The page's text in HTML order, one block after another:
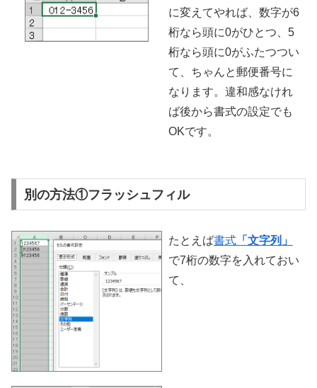
に変えてやれば、数字が6
桁なら頭に0がひとつ、5
桁なら頭に0がふたつつい
て、ちゃんと郵便番号に
なります。違和感なけれ
ば後から書式の設定でも
OKです。
別の方法①フラッシュフィル
たとえば書式「文字列」
で7桁の数字を入れておい
て、